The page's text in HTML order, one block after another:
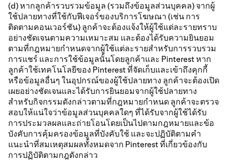
(d) หากลูกค้ารวบรวมข้อมูล (รวมถึงข้อมูลส่วนบุคคล) จากผู้
ใช้ปลายทางที่ใช้กับฟีเจอร์ของบริการโฆษณา (เช่น การ
ติดตามคอนเวอร์ชัน) ลูกค้าจะต้องแจ้งให้ผู้ใช้แต่ละรายทราบ
อย่างชัดเจนตามความเหมาะสม และต้องได้รับความยินยอม
ตามที่กฎหมายกำหนดจากผู้ใช้แต่ละรายสำหรับการรวบรวม
การแชร์ และการใช้ข้อมูลนั้นโดยลูกค้าและ Pinterest หาก
ลูกค้าใช้เทคโนโลยีของ Pinterest ที่จัดเก็บและเข้าถึงคุกกี้
หรือข้อมูลอื่นๆ ในอุปกรณ์ของผู้ใช้ปลายทาง ลูกค้าจะต้องเปิด
เผยอย่างชัดเจนและได้รับการยินยอมจากผู้ใช้ปลายทาง
สำหรับกิจกรรมดังกล่าวตามที่กฎหมายกำหนด ลูกค้าจะตรวจ
สอบให้แน่ใจว่าข้อมูลส่วนบุคคลใดๆ ที่ได้รับจากผู้ใช้ได้รับ
การประมวลผลและถ่ายโอนโดยเป็นไปตามกฎหมายและข้อ
บังคับการคุ้มครองข้อมูลที่บังคับใช้ และจะปฏิบัติตามคำ
แนะนำที่สมเหตุสมผลทั้งหมดจาก Pinterest ที่เกี่ยวข้องกับ
การปฏิบัติตามกฎดังกล่าว